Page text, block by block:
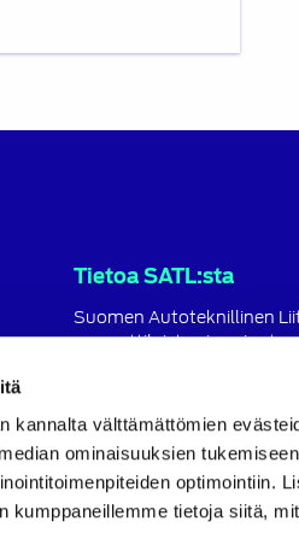
kannalta välttämättömien
ominaisuuksien
optimointiin.
kumppaneillemme tietoja siitä,
Tietoa SATL:sta
Suomen Autoteknillinen
ammattilaisten ja
tavoitteena on ylläpitää
ja ammattitaitoa.
Lue lisää